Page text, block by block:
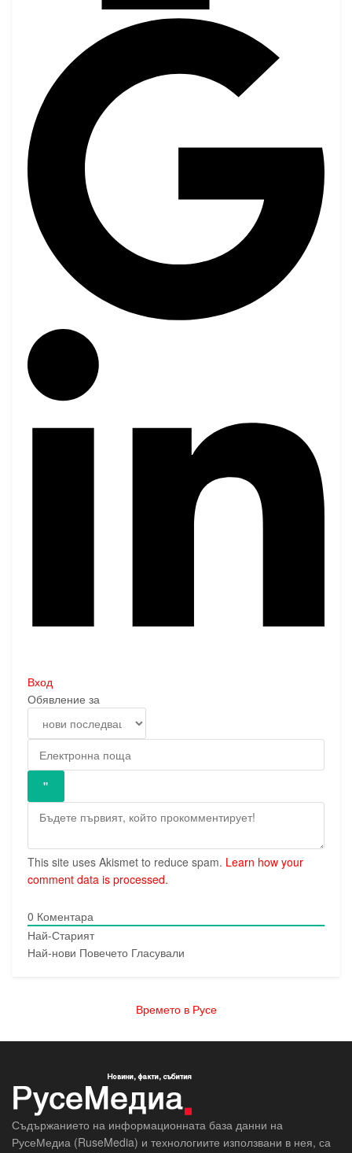
Вход
Обявление за
This site uses Akismet to reduce spam. Learn how your
comment data is processed.
0 Коментара
Най-Старият
Най-нови Повечето Гласували
Времето в Русе
Съдържанието на информационната база данни на
РусеМедиа (RuseMedia) и технологиите използвани в нея, са